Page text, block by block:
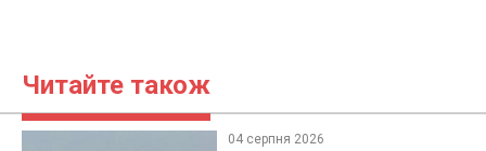
Читайте також
04 серпня 2026